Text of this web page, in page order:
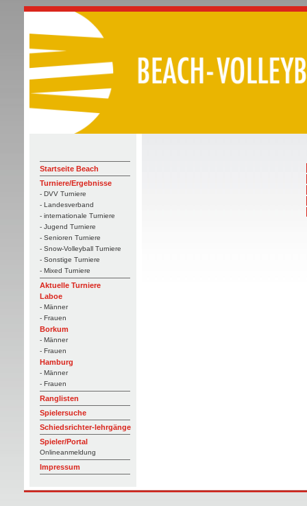
Startseite Beach
Turniere/Ergebnisse
- DVV Turniere
- Landesverband
- internationale Turniere
- Jugend Turniere
- Senioren Turniere
- Snow-Volleyball Turniere
- Sonstige Turniere
- Mixed Turniere
Aktuelle Turniere
Laboe
- Männer
- Frauen
Borkum
- Männer
- Frauen
Hamburg
- Männer
- Frauen
Ranglisten
Spielersuche
Schiedsrichter-lehrgänge
Spieler/Portal
Onlineanmeldung
Impressum